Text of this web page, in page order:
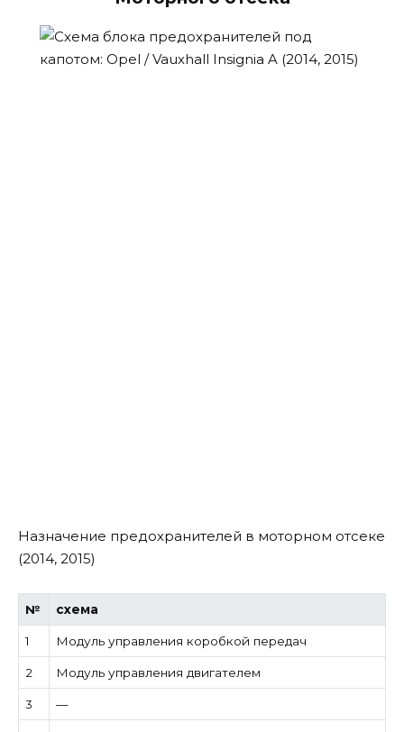
Назначение предохранителей в моторном отсеке
(2014, 2015)
№ схема
1 Модуль управления коробкой передач
2 Модуль управления двигателем
3 —